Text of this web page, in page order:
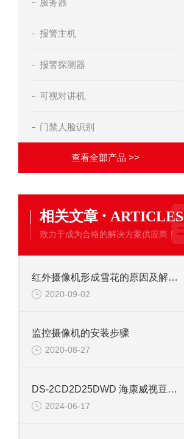
服务器
报警主机
报警探测器
可视对讲机
门禁人脸识别
查看全部产品 >>
相关文章 · ARTICLES
致力于成为合格的解决方案供应商！
红外摄像机形成雪花的原因及解决办法
2020-09-02
监控摄像机的安装步骤
2020-08-27
DS-2CD2D25DWD 海康威视豆干型小孔摄像机
2024-06-17